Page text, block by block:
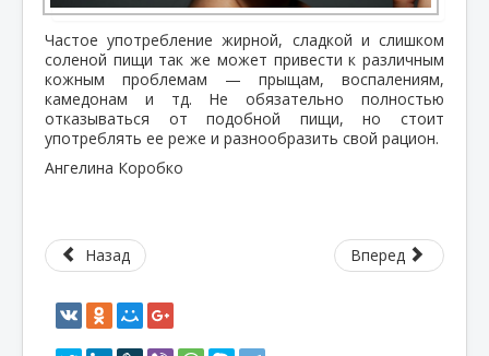
Частое употребление жирной, сладкой и слишком
соленой пищи так же может привести к различным
кожным проблемам — прыщам, воспалениям,
камедонам и тд. Не обязательно полностью
отказываться от подобной пищи, но стоит
употреблять ее реже и разнообразить свой рацион.
Ангелина Коробко
Назад Вперед